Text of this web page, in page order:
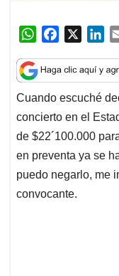
W
a
t
s
A
p
p
c
e
b
o
o
k
n
k
e
d
I
n
Cuando escuché
concierto en el
de $22´100.000
en preventa ya se
puedo negarlo, me
convocante.